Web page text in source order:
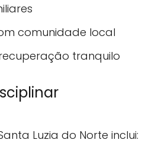
comunidade local
tranquilo
Luzia do Norte inclui: